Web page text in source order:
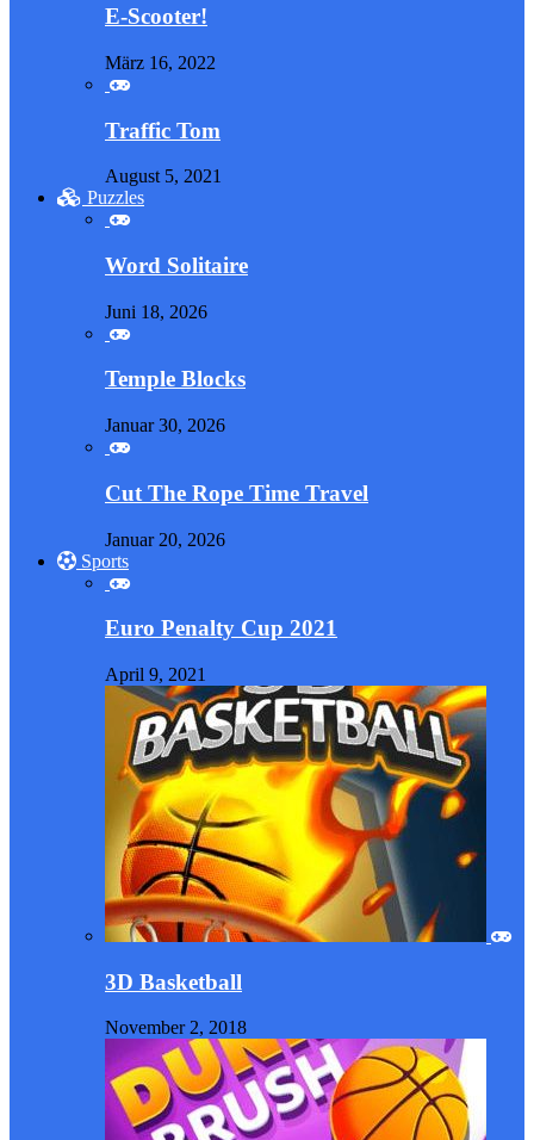
E-Scooter!
März 16, 2022
Traffic Tom
August 5, 2021
Puzzles
Word Solitaire
Juni 18, 2026
Temple Blocks
Januar 30, 2026
Cut The Rope Time Travel
Januar 20, 2026
Sports
Euro Penalty Cup 2021
April 9, 2021
3D Basketball
November 2, 2018